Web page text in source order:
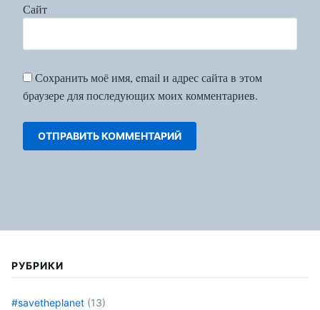
Сайт
Сохранить моё имя, email и адрес сайта в этом
браузере для последующих моих комментариев.
РУБРИКИ
#savetheplanet (13)